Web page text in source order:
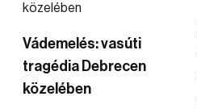
Vádemelés: vasúti
tragédia Debrecen
közelében